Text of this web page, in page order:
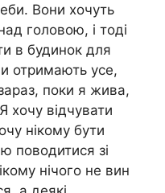
Вони хочуть
головою, і тоді
в будинок для
отримають усе,
поки я жива,
хочу відчувати
нікому бути
поводитися зі
нічого не вин